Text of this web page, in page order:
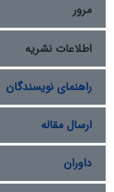
مرور
اطلاعات نشریه
راهنمای نویسندگان
ارسال مقاله
داوران